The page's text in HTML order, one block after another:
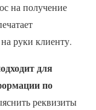
на получение
руки клиенту.
для
по
реквизиты